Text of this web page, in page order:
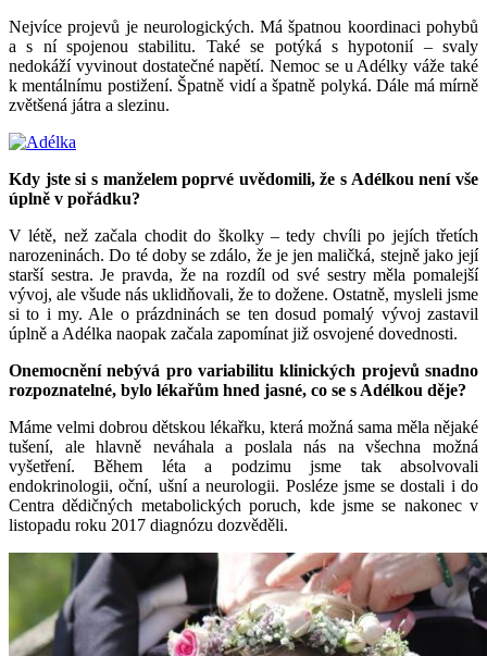
Nejvíce projevů je neurologických. Má špatnou koordinaci pohybů
a s ní spojenou stabilitu. Také se potýká s hypotonií – svaly
nedokáží vyvinout dostatečné napětí. Nemoc se u Adélky váže také
k mentálnímu postižení. Špatně vidí a špatně polyká. Dále má mírně
zvětšená játra a slezinu.
Kdy jste si s manželem poprvé uvědomili, že s Adélkou není vše
úplně v pořádku?
V létě, než začala chodit do školky – tedy chvíli po jejích třetích
narozeninách. Do té doby se zdálo, že je jen maličká, stejně jako její
starší sestra. Je pravda, že na rozdíl od své sestry měla pomalejší
vývoj, ale všude nás uklidňovali, že to dožene. Ostatně, mysleli jsme
si to i my. Ale o prázdninách se ten dosud pomalý vývoj zastavil
úplně a Adélka naopak začala zapomínat již osvojené dovednosti.
Onemocnění nebývá pro variabilitu klinických projevů snadno
rozpoznatelné, bylo lékařům hned jasné, co se s Adélkou děje?
Máme velmi dobrou dětskou lékařku, která možná sama měla nějaké
tušení, ale hlavně neváhala a poslala nás na všechna možná
vyšetření. Během léta a podzimu jsme tak absolvovali
endokrinologii, oční, ušní a neurologii. Posléze jsme se dostali i do
Centra dědičných metabolických poruch, kde jsme se nakonec v
listopadu roku 2017 diagnózu dozvěděli.